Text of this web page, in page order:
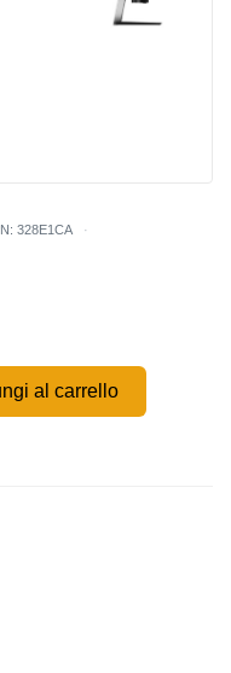
328E1CA
al carrello